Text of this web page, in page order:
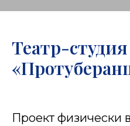
Театр-студия
Проект физически